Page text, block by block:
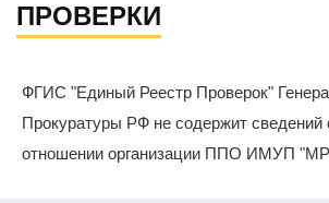
ПРОВЕРКИ
ФГИС "Единый Реестр Проверок"
Прокуратуры РФ не содержит сведений
отношении организации ППО ИМУП